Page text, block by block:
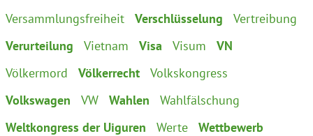
Versammlungsfreiheit
Verschlüsselung
Vertreibung
Verurteilung
Vietnam Visa Visum
VN
Völkermord
Völkerrecht
Volkskongress
Volkswagen
VW Wahlen
Wahlfälschung
Weltkongress der Uiguren
Werte
Wettbewerb